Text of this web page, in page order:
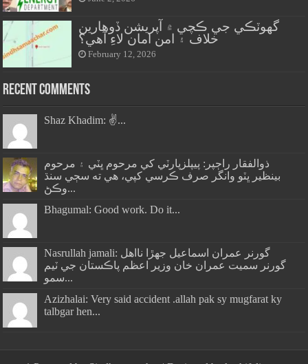
گهوٽڪي جي ڪچي ۾ آپريشن ڏوهارين
خلاف ۽ امن امان لاءِ آهي؟
February 12, 2026
Recent Comments
Shaz Khadim: ✌️...
ذوالفقار راڄپر: پيپلزپارٽي کي مرحوم ڀٽي ۽ مرحوم
بينظير ڀٽو وانگر صرف ڪرسي کپي، هي ته سڄي سنڌ
وڪڻ...
Bhagumal: Good work. Do it...
Nasrullah jamali: گورنر عمران اسماعيل جھڙا نااهل
گورنر سميت عمران خان وزير اعظم پاڪستان جي ٽيم
سمو...
Azizhalai: Very said accident .allah pak sy mugfarat ky
talbgar hen...